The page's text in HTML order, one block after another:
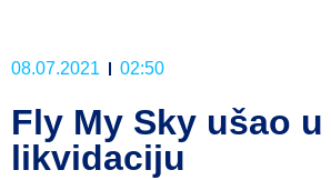
08.07.2021 02:50
Fly My Sky ušao u
likvidaciju